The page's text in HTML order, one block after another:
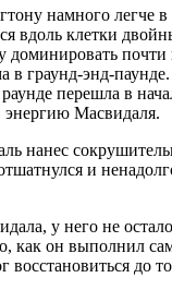
намного легче в
вдоль клетки
доминировать
в граунд-энд-паунде.
перешла в
энергию Масвидаля.
нанес
и
у него не
как он выполнил
восстановиться до